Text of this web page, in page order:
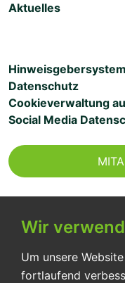
Aktuelles
Hinweisgebersystem
Datenschutz
Cookieverwaltung
Social Media
Seit über 30 Jahren
eine pflegerisch
ihren Bedürfnissen.
Wir
Um unsere
fortlaufend